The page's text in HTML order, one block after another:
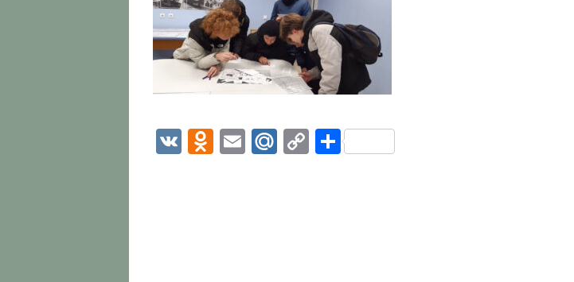
VK Odnoklassniki
EmailMail.Ru
CopyОтправить